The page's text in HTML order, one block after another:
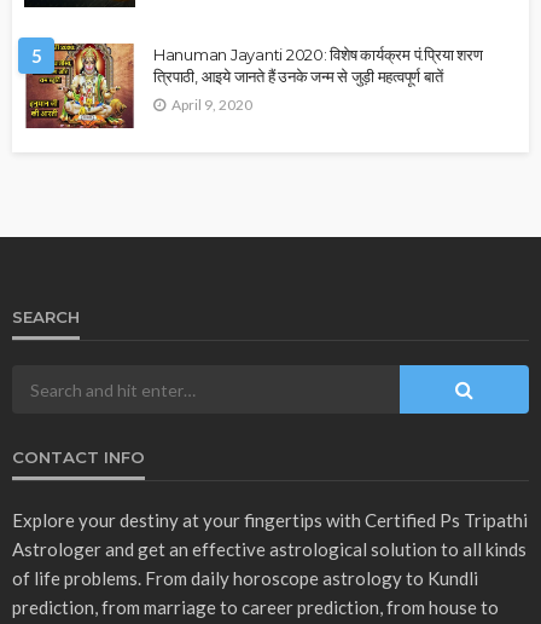
5
Hanuman Jayanti 2020: विशेष कार्यक्रम पं.प्रिया शरण
त्रिपाठी, आइये जानते हैं उनके जन्म से जुड़ी महत्वपूर्ण बातें
April 9, 2020
SEARCH
CONTACT INFO
Explore your destiny at your fingertips with Certified Ps Tripathi
Astrologer and get an effective astrological solution to all kinds
of life problems. From daily horoscope astrology to Kundli
prediction, from marriage to career prediction, from house to